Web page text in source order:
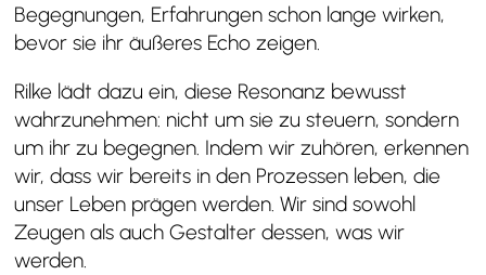
Begegnungen, Erfahrungen schon lange wirken,
bevor sie ihr äußeres Echo zeigen.
Rilke lädt dazu ein, diese Resonanz bewusst
wahrzunehmen: nicht um sie zu steuern, sondern
um ihr zu begegnen. Indem wir zuhören, erkennen
wir, dass wir bereits in den Prozessen leben, die
unser Leben prägen werden. Wir sind sowohl
Zeugen als auch Gestalter dessen, was wir
werden.